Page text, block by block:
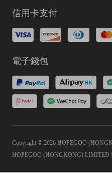
信用卡支付
電子錢包
Copyright © 2026 HOPEGOO
HOPEGOO (HONGKONG) LIMITED